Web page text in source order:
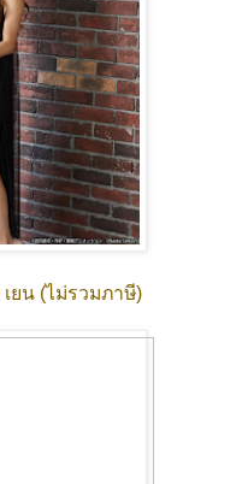
ยน (ไม่รวมภาษี)